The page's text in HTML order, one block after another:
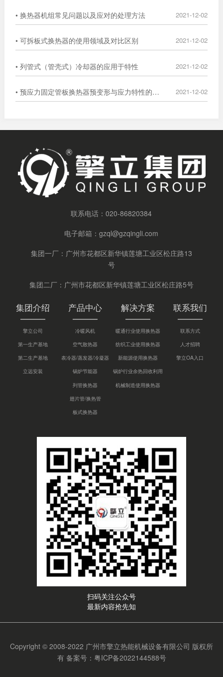
• 换热器机组常见问题以及应对的处理方法 2021-12-02
• 可拆板式换热器的使用领域及对比区别 2021-12-02
• 列管式（管壳式）冷却器的应用于特性 2021-12-02
• 预应力固定管板换热器预变形与应力特性的数值分析 2021-12-02
联系电话：020-86820384
电子邮箱：gzql@gzqingli.com
集团一厂：广州市花都区新华镇莲塘工业区松庄路13
号
集团二厂：广州市花都区新华镇莲塘工业区松庄路5号
集团介绍
擎立公司
第一生产基地
第二生产基地
立远安装
产品中心
冷暖风机
空气散热器
表冷器/蒸发器/冷凝器
锅炉节能器
列管换热器
翅片管/换热管
板式换热器
解决方案
暖通行业使用换热器
纺织工业使用换热器
新能源使用换热器
锅炉行业余热回收利用
机械制造使用换热器
联系我们
联系方式
人才招聘
擎立OA入口
扫码关注公众号
最新内容抢先知
Copyright © 2008-2022 广州市擎立热能机械设备有限公司 版权所
有 备案号：粤ICP备2022144588号